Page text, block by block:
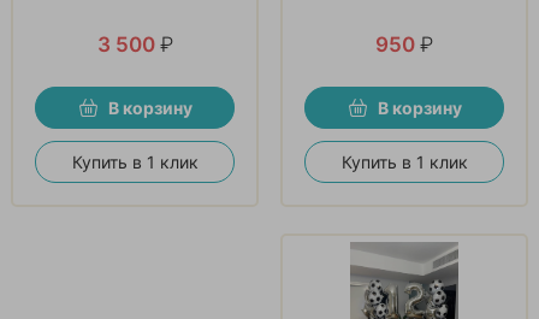
3 500 ₽
В корзину
Купить в 1 клик
950 ₽
В корзину
Купить в 1 клик